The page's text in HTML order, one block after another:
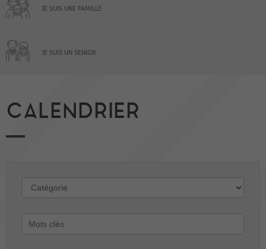
JE SUIS UNE FAMILLE
JE SUIS UN SENIOR
CALENDRIER